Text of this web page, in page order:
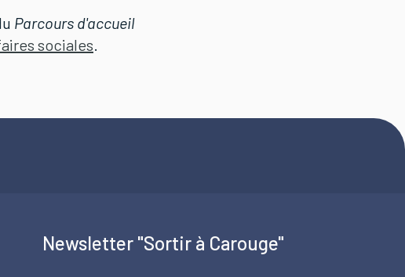
Parcours d'accueil
sociales.
Newsletter "Sortir à Carouge"